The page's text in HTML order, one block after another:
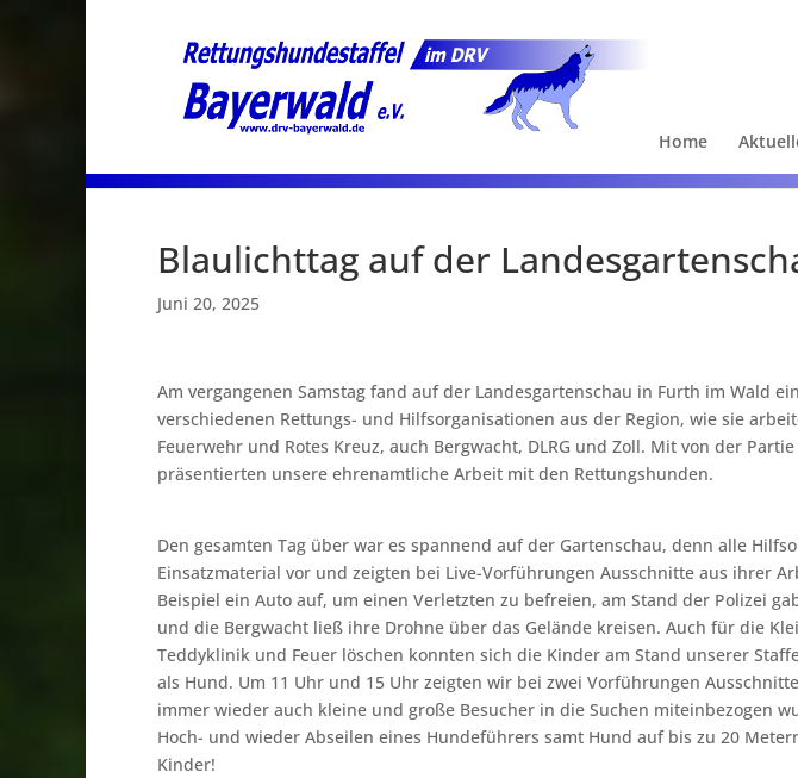
Home
Blaulichttag auf der
Juni 20, 2025
Am vergangenen Samstag fand auf der Landesgartenschau in Furth im Wald
verschiedenen Rettungs- und Hilfsorganisationen aus der Region, wie sie
Feuerwehr und Rotes Kreuz, auch Bergwacht, DLRG und Zoll. Mit von der
präsentierten unsere ehrenamtliche Arbeit mit den Rettungshunden.
Den gesamten Tag über war es spannend auf der Gartenschau, denn alle
Einsatzmaterial vor und zeigten bei Live-Vorführungen Ausschnitte aus ihrer
Beispiel ein Auto auf, um einen Verletzten zu befreien, am Stand der Polizei
und die Bergwacht ließ ihre Drohne über das Gelände kreisen. Auch für die
Teddyklinik und Feuer löschen konnten sich die Kinder am Stand unserer
als Hund. Um 11 Uhr und 15 Uhr zeigten wir bei zwei Vorführungen
immer wieder auch kleine und große Besucher in die Suchen miteinbezogen
Hoch- und wieder Abseilen eines Hundeführers samt Hund auf bis zu 20
Kinder!